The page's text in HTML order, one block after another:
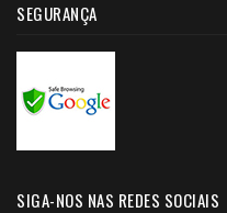
SEGURANÇA
SIGA-NOS NAS REDES SOCIAIS